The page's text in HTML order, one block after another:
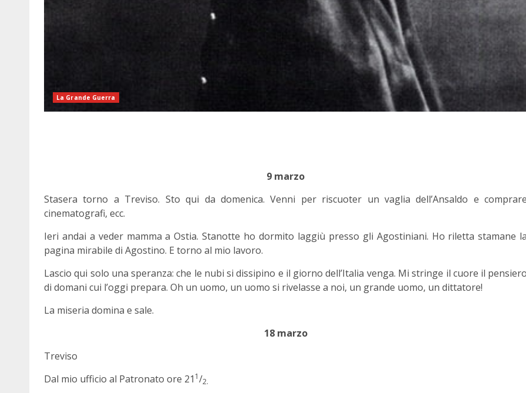
La Grande Guerra
9 marzo
Stasera torno a Treviso. Sto qui da domenica. Venni per riscuoter un vaglia dell’Ansaldo e
cinematografi, ecc.
Ieri andai a veder mamma a Ostia. Stanotte ho dormito laggiù presso gli Agostiniani. Ho riletta stamane
pagina mirabile di Agostino. E torno al mio lavoro.
Lascio qui solo una speranza: che le nubi si dissipino e il giorno dell’Italia venga. Mi stringe il cuore il
di domani cui l’oggi prepara. Oh un uomo, un uomo si rivelasse a noi, un grande uomo, un dittatore!
La miseria domina e sale.
18 marzo
Treviso
Dal mio ufficio al Patronato ore 21 1/2.